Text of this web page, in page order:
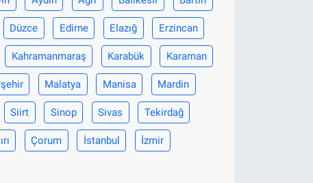
Düzce Edirne Elazığ Erzincan
Kahramanmaraş Karabük Karaman
Malatya Manisa Mardin
Siirt Sinop Sivas Tekirdağ
Çorum İstanbul İzmir